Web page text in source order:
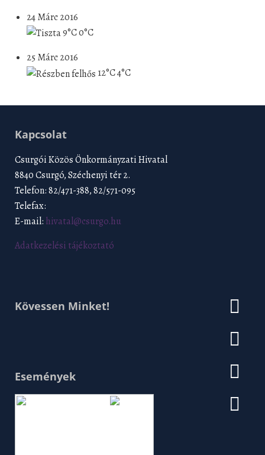
24 Márc 2016
9°C0°C
25 Márc 2016
12°C4°C
Kapcsolat
Csurgói Közös Önkormányzati Hivatal
8840 Csurgó, Széchenyi tér 2.
Telefon: 82/471-388, 82/571-095
Telefax:
E-mail: hivatal@csurgo.hu
Adatkezelési tájékoztató
Kövessen Minket!
Események